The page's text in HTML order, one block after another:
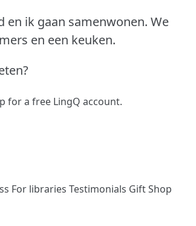
en ik gaan samenwonen. We
en een keuken.
for a free LingQ account.
For libraries Testimonials Gift Shop